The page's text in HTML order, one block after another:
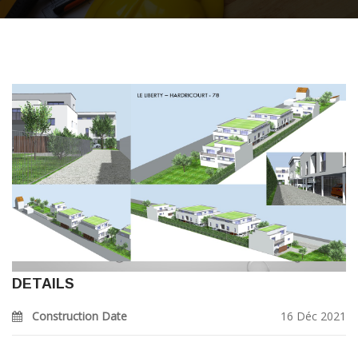
DETAILS
Construction Date 16 Déc 2021